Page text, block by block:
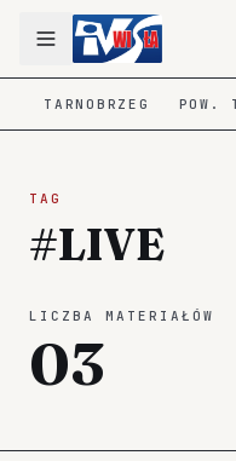
TARNOBRZEG POW.
TAG
#LIVE
LICZBA MATERIAŁÓW
03